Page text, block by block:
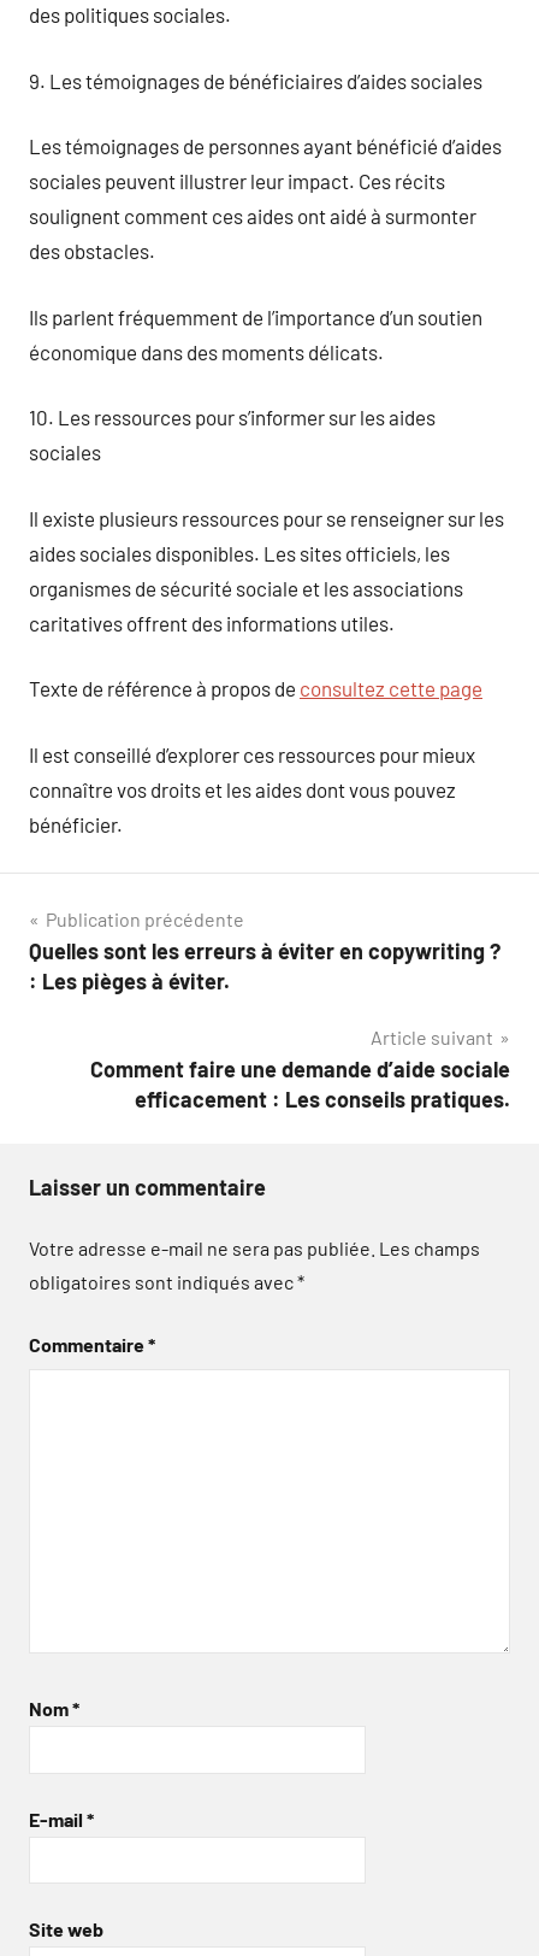
des politiques sociales.
9. Les témoignages de bénéficiaires d’aides sociales
Les témoignages de personnes ayant bénéficié d’aides
sociales peuvent illustrer leur impact. Ces récits
soulignent comment ces aides ont aidé à surmonter
des obstacles.
Ils parlent fréquemment de l’importance d’un soutien
économique dans des moments délicats.
10. Les ressources pour s’informer sur les aides
sociales
Il existe plusieurs ressources pour se renseigner sur les
aides sociales disponibles. Les sites officiels, les
organismes de sécurité sociale et les associations
caritatives offrent des informations utiles.
Texte de référence à propos de consultez cette page
Il est conseillé d’explorer ces ressources pour mieux
connaître vos droits et les aides dont vous pouvez
bénéficier.
Navigation
de
Publication précédente
Quelles sont les erreurs à éviter en copywriting ?
: Les pièges à éviter.
Article suivant
Comment faire une demande d’aide sociale
efficacement : Les conseils pratiques.
Laisser un commentaire
Votre adresse e-mail ne sera pas publiée. Les champs
obligatoires sont indiqués avec*
Commentaire*
Nom*
E-mail *
Site web